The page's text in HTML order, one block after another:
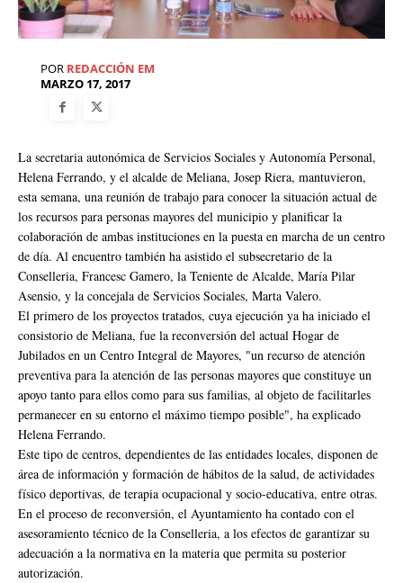
POR REDACCIÓN EM
MARZO 17, 2017
La secretaria autonómica de Servicios Sociales y Autonomía Personal,
Helena Ferrando, y el alcalde de Meliana, Josep Riera, mantuvieron,
esta semana, una reunión de trabajo para conocer la situación actual de
los recursos para personas mayores del municipio y planificar la
colaboración de ambas instituciones en la puesta en marcha de un centro
de día. Al encuentro también ha asistido el subsecretario de la
Conselleria, Francesc Gamero, la Teniente de Alcalde, María Pilar
Asensio, y la concejala de Servicios Sociales, Marta Valero.
El primero de los proyectos tratados, cuya ejecución ya ha iniciado el
consistorio de Meliana, fue la reconversión del actual Hogar de
Jubilados en un Centro Integral de Mayores, "un recurso de atención
preventiva para la atención de las personas mayores que constituye un
apoyo tanto para ellos como para sus familias, al objeto de facilitarles
permanecer en su entorno el máximo tiempo posible", ha explicado
Helena Ferrando.
Este tipo de centros, dependientes de las entidades locales, disponen de
área de información y formación de hábitos de la salud, de actividades
físico deportivas, de terapia ocupacional y socio-educativa, entre otras.
En el proceso de reconversión, el Ayuntamiento ha contado con el
asesoramiento técnico de la Conselleria, a los efectos de garantizar su
adecuación a la normativa en la materia que permita su posterior
autorización.